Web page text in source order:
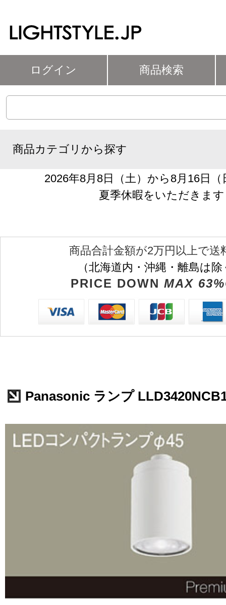
ログイン 商品検索
商品カテゴリから探す
2026年8月8日（土）から8月16日
夏季休暇をいただきます
商品合計金額が2万円以上で送
（北海道内・沖縄・離島は
PRICE DOWN MAX
Panasonic ランプ